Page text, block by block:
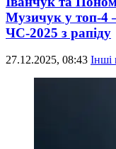
Музичук у топ-4
ЧС-2025 з рапіду
27.12.2025, 08:43 Інші